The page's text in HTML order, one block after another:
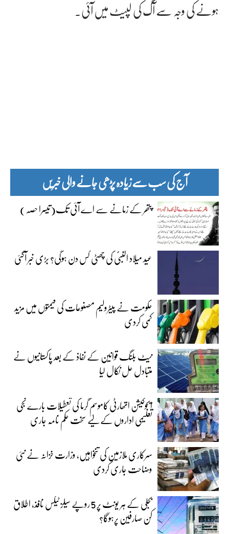
ہونے کی وجہ سے آگ کی لپیٹ میں آئی۔
آج کی سب سے زیادہ پڑھی جانے والی خبریں
پتھر کے زمانے سے اے آئی تک(تیسرا حصہ)
عید میلاد النبیؐ کی چھٹی کس دن ہوگی؟ بڑی خبر آگئی
حکومت نے پیٹرولیم مصنوعات کی قیمتوں میں مزید
کمی کردی
نیٹ بلنگ قوانین کے نفاذ کے بعد پاکستانیوں نے
متبادل حل نکال لیا
ایجوکیشن اتھارٹی کاموسمِ گرما کی تعطیلات بارے نجی
تعلیمی اداروں کے لیے سخت حکم نامہ جاری
سرکاری ملازمین کی تنخواہیں، وزارت خزانہ نے نئی
وضاحت جاری کردی
بجلی کے ہر یونٹ پر 5 روپے سیلز ٹیکس نافذ، اطلاق
کن صارفین پرہوگا؟